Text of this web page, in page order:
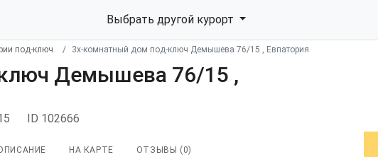
Выбрать другой курорт
под-ключ 3х-комнатный дом под-ключ Демышева 76/15 , Евпатория
Демышева 76/15 ,
ID 102666
НА КАРТЕ ОТЗЫВЫ ( 0)